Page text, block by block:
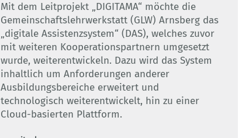
Mit dem Leitprojekt „DIGITAMA“ möchte die
Gemeinschaftslehrwerkstatt (GLW) Arnsberg das
„digitale Assistenzsystem“ (DAS), welches zuvor
mit weiteren Kooperationspartnern umgesetzt
wurde, weiterentwickeln. Dazu wird das System
inhaltlich um Anforderungen anderer
Ausbildungsbereiche erweitert und
technologisch weiterentwickelt, hin zu einer
Cloud-basierten Plattform.